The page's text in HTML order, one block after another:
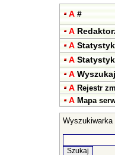
A #
A
A
A
A
A Rejestr
A Mapa
Wyszukiwarka